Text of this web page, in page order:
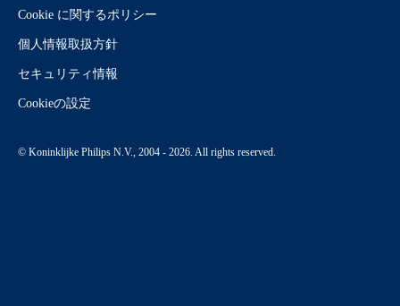
Cookie に関するポリシー
個人情報取扱方針
セキュリティ情報
Cookieの設定
© Koninklijke Philips N.V., 2004 - 2026. All rights reserved.